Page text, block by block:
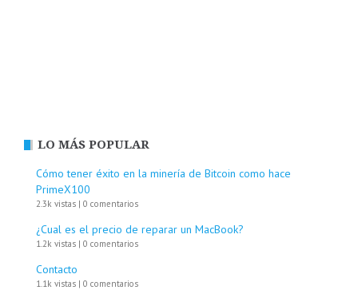
LO MÁS POPULAR
Cómo tener éxito en la minería de Bitcoin como hace
PrimeX100
2.3k vistas | 0 comentarios
¿Cual es el precio de reparar un MacBook?
1.2k vistas | 0 comentarios
Contacto
1.1k vistas | 0 comentarios